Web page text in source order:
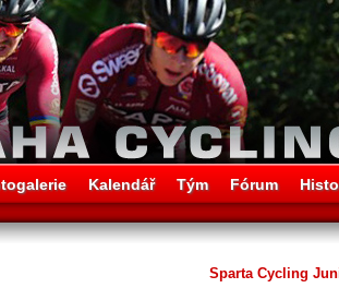
Kalendář Tým Fórum
Sparta Cycling